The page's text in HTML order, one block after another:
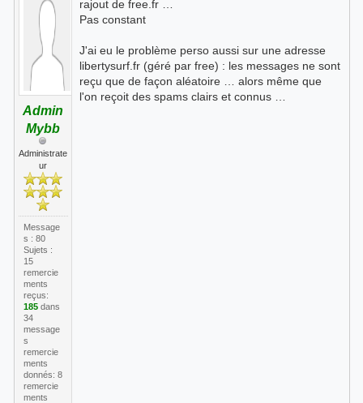
Admin
Mybb
Administrate
ur
Message
s : 80
Sujets :
15
remercie
ments
reçus:
185dans
34
message
s
remercie
ments
donnés: 8
remercie
ments
rajout de free.fr …
Pas constant
J'ai eu le problème perso aussi sur une adresse
libertysurf.fr (géré par free) : les messages ne sont
reçu que de façon aléatoire … alors même que
l'on reçoit des spams clairs et connus …